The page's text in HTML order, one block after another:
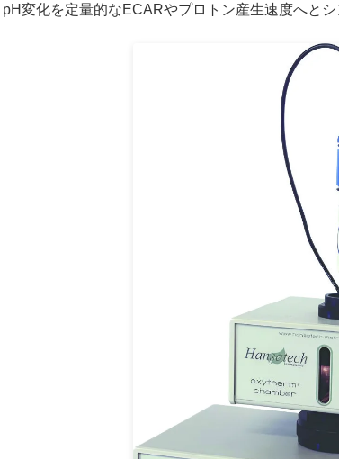
pH変化を定量的なECARやプロトン産生速度へと